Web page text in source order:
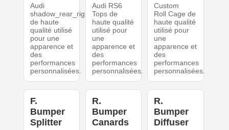
Audi
shadow_rear_right
de haute
qualité utilisé
pour une
apparence et
des
performances
personnalisées.
Audi RS6
Tops de
haute qualité
utilisé pour
une
apparence et
des
performances
personnalisées.
Custom
Roll Cage de
haute qualité
utilisé pour
une
apparence et
des
performances
personnalisées.
F.
Bumper
Splitter
R.
Bumper
Canards
R.
Bumper
Diffuser